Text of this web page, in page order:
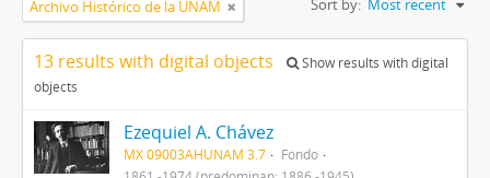
Archivo Histórico de la UNAM Sort by: Most recent
13 results with digital objects
Show results with digital
objects
Ezequiel A. Chávez
MX 09003AHUNAM 3.7
Fondo